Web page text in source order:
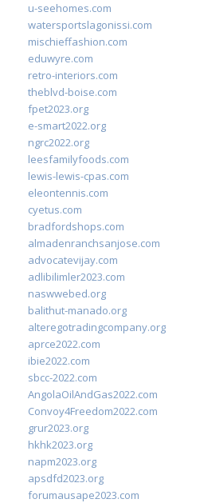
u-seehomes.com
watersportslagonissi.com
mischieffashion.com
eduwyre.com
retro-interiors.com
theblvd-boise.com
fpet2023.org
e-smart2022.org
ngrc2022.org
leesfamilyfoods.com
lewis-lewis-cpas.com
eleontennis.com
cyetus.com
bradfordshops.com
almadenranchsanjose.com
advocatevijay.com
adlibilimler2023.com
naswwebed.org
balithut-manado.org
alteregotradingcompany.org
aprce2022.com
ibie2022.com
sbcc-2022.com
AngolaOilAndGas2022.com
Convoy4Freedom2022.com
grur2023.org
hkhk2023.org
napm2023.org
apsdfd2023.org
forumausape2023.com